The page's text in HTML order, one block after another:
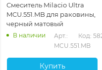
Смеситель Milacio Ultra
MCU.551.MB для раковины,
черный матовый
В наличии
Арт.:
MCU.551.MB
Код:
Купить